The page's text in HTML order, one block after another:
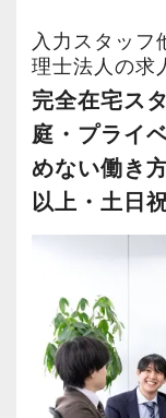
・繁忙期も月
・男性の育休
・テレワーク
・全席デュア
＜幅広い経験
・9割が紹介の
・個人～大企
・税務顧問＋
・相続／事業
入力スタッフ
理士法人の求
完全在宅ス
庭・プライ
めない働き
以上・土日